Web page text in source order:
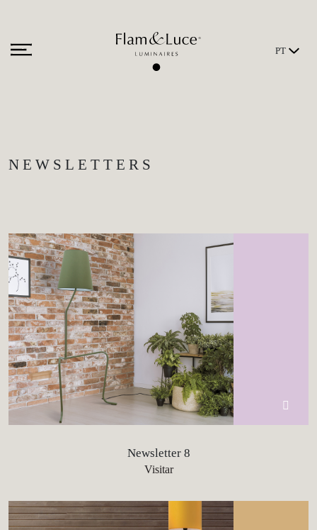
PT
NEWSLETTERS
Newsletter 8
Visitar